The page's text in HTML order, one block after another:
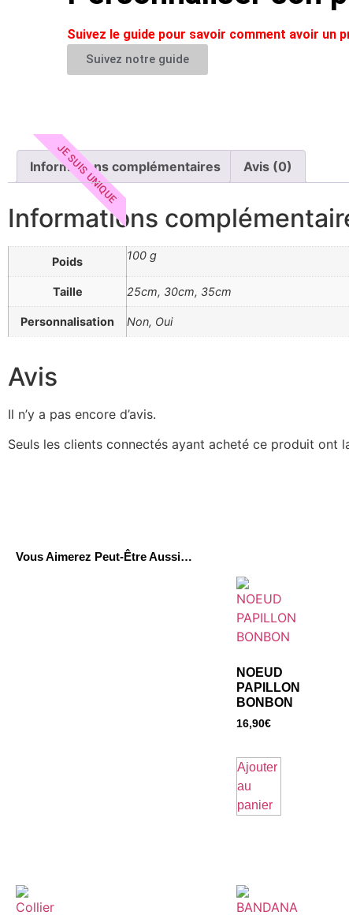
Suivez le guide pour savoir comment avoir un
Suivez notre guide
JE SUIS UNIQUE
Informations complémentaires Avis (0)
Informations
Poids 100 g
Taille 25cm, 30cm, 35cm
Personnalisation Non, Oui
Avis
Il n’y a pas encore d’avis.
Seuls les clients connectés ayant acheté ce produit ont
Vous Aimerez Peut-Être Aussi…
NOEUD
PAPILLON
BONBON
16,90€
Ajouter
au
panier